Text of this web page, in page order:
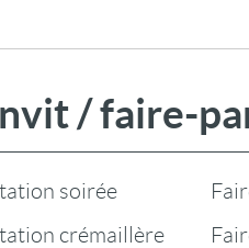
/ faire-
soirée
crémaillère